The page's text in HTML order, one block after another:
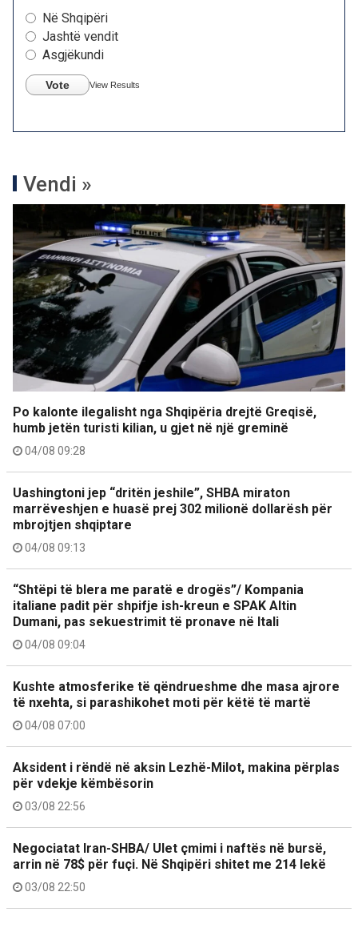
Në Shqipëri
Jashtë vendit
Asgjëkundi
Vote View Results
Vendi »
Po kalonte ilegalisht nga Shqipëria drejtë Greqisë,
humb jetën turisti kilian, u gjet në një greminë
04/08 09:28
Uashingtoni jep “dritën jeshile”, SHBA miraton
marrëveshjen e huasë prej 302 milionë dollarësh për
mbrojtjen shqiptare
04/08 09:13
“Shtëpi të blera me paratë e drogës”/ Kompania
italiane padit për shpifje ish-kreun e SPAK Altin
Dumani, pas sekuestrimit të pronave në Itali
04/08 09:04
Kushte atmosferike të qëndrueshme dhe masa ajrore
të nxehta, si parashikohet moti për këtë të martë
04/08 07:00
Aksident i rëndë në aksin Lezhë-Milot, makina përplas
për vdekje këmbësorin
03/08 22:56
Negociatat Iran-SHBA/ Ulet çmimi i naftës në bursë,
arrin në 78$ për fuçi. Në Shqipëri shitet me 214 lekë
03/08 22:50